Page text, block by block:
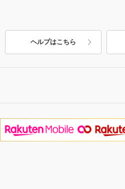
ヘルプはこちら